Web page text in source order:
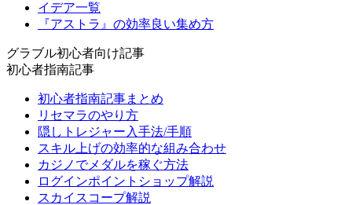
イデア一覧
『アストラ』の効率良い集め方
グラブル初心者向け記事
初心者指南記事
初心者指南記事まとめ
リセマラのやり方
隠しトレジャー入手法/手順
スキル上げの効率的な組み合わせ
カジノでメダルを稼ぐ方法
ログインポイントショップ解説
スカイスコープ解説